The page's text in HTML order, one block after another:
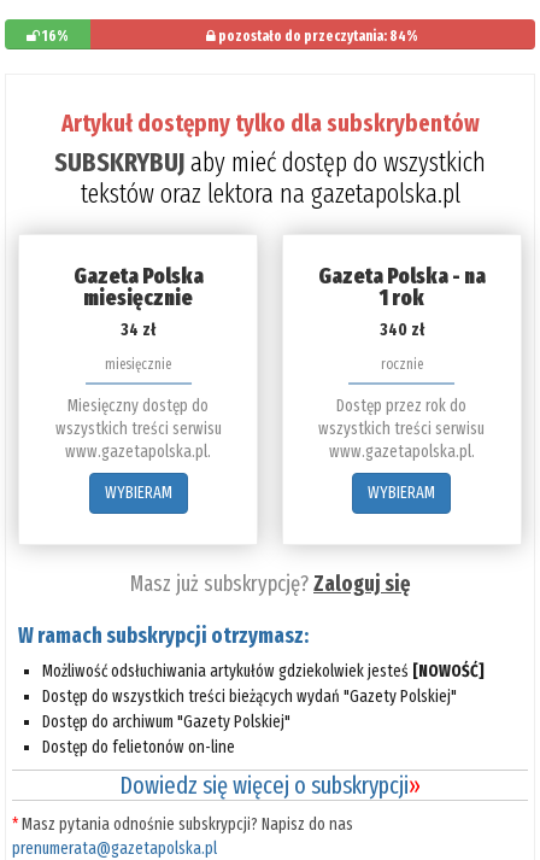
16% pozostało do przeczytania: 84%
Artykuł dostępny tylko dla subskrybentów
SUBSKRYBUJaby mieć dostęp do wszystkich
tekstów oraz lektora na gazetapolska.pl
Gazeta Polska
miesięcznie
34 zł
miesięcznie
Miesięczny dostęp do
wszystkich treści serwisu
www.gazetapolska.pl.
WYBIERAM
Gazeta Polska - na
1 rok
340 zł
rocznie
Dostęp przez rok do
wszystkich treści serwisu
www.gazetapolska.pl.
WYBIERAM
Masz już subskrypcję?Zaloguj się
W ramach subskrypcji otrzymasz:
Możliwość odsłuchiwania artykułów gdziekolwiek jesteś [NOWOŚĆ]
Dostęp do wszystkich treści bieżących wydań "Gazety Polskiej"
Dostęp do archiwum "Gazety Polskiej"
Dostęp do felietonów on-line
Dowiedz się więcej o subskrypcji»
*Masz pytania odnośnie subskrypcji? Napisz do nas
prenumerata@gazetapolska.pl